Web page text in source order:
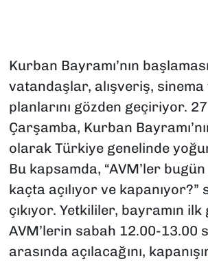
Kurban Bayramı’nın
vatandaşlar, alışveriş, sinema
planlarını gözden geçiriyor.
Çarşamba, Kurban
olarak Türkiye genelinde
Bu kapsamda, “AVM’ler bugün
kaçta açılıyor ve kapanıyor?”
çıkıyor. Yetkililer, bayramın
AVM’lerin sabah 12.00-13.00
arasında açılacağını,